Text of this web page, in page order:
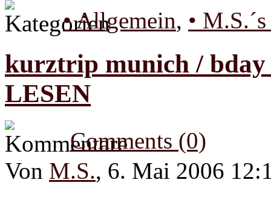
• Allgemein, •
kurztrip munich / bday
LESEN
Comments (0)
Von M.S., 6. Mai 2006